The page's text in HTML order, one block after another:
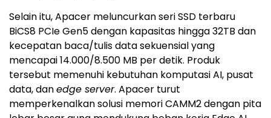
Selain itu, Apacer meluncurkan seri SSD terbaru
BiCS8 PCIe Gen5 dengan kapasitas hingga 32TB dan
kecepatan baca/tulis data sekuensial yang
mencapai 14.000/8.500 MB per detik. Produk
tersebut memenuhi kebutuhan komputasi AI, pusat
data, danedge server. Apacer turut
memperkenalkan solusi memori CAMM2 dengan pita